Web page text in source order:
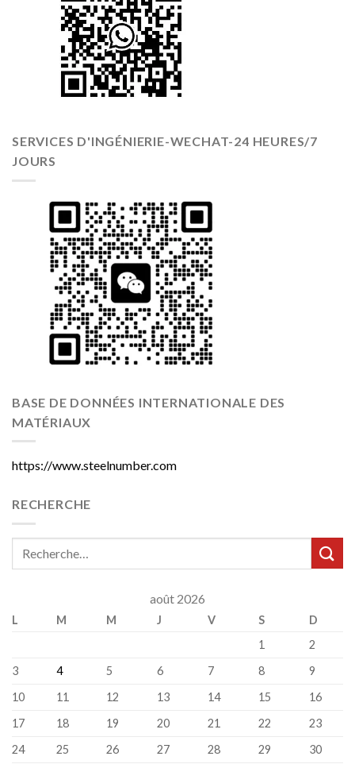
SERVICES D'INGÉNIERIE-WECHAT-24 HEURES/7
JOURS
BASE DE DONNÉES INTERNATIONALE DES
MATÉRIAUX
https://www.steelnumber.com
RECHERCHE
août 2026
L M M J V S
D
1
2
3
4 5 6 7 8
9
10
11 12 13 14 15
16
17
18 19 20 21 22
23
24
25 26 27 28 29 30